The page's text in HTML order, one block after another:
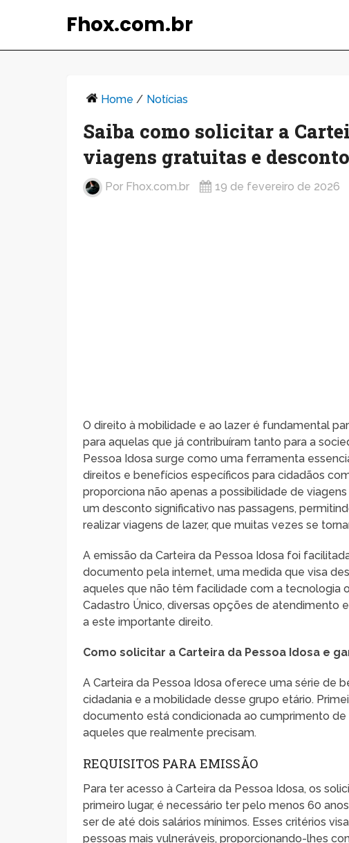
Fhox.com.br
Home / Notícias
Saiba como solicitar a
viagens gratuitas e
Por Fhox.com.br 19 de fevereiro de 2026
O direito à mobilidade e ao lazer é fundamental
para aquelas que já contribuíram tanto para a
Pessoa Idosa surge como uma ferramenta
direitos e benefícios específicos para cidadãos
proporciona não apenas a possibilidade de
um desconto significativo nas passagens,
realizar viagens de lazer, que muitas vezes se
A emissão da Carteira da Pessoa Idosa foi
documento pela internet, uma medida que visa
aqueles que não têm facilidade com a tecnologia
Cadastro Único, diversas opções de atendimento
a este importante direito.
Como solicitar a Carteira da Pessoa Idosa e
A Carteira da Pessoa Idosa oferece uma série de
cidadania e a mobilidade desse grupo etário.
documento está condicionada ao cumprimento
aqueles que realmente precisam.
REQUISITOS PARA EMISSÃO
Para ter acesso à Carteira da Pessoa Idosa, os
primeiro lugar, é necessário ter pelo menos 60
ser de até dois salários mínimos. Esses critérios
pessoas mais vulneráveis, proporcionando-lhes